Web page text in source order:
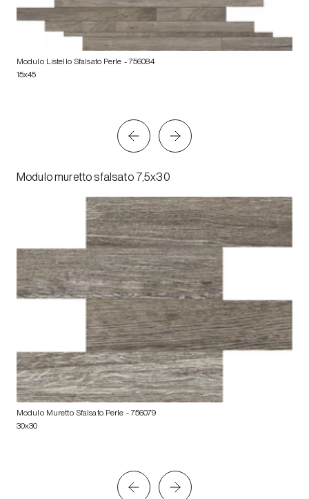
Modulo Listello Sfalsato Perle - 756084
15x45
Modulo muretto sfalsato 7,5x30
Modulo Muretto Sfalsato Perle - 756079
30x30